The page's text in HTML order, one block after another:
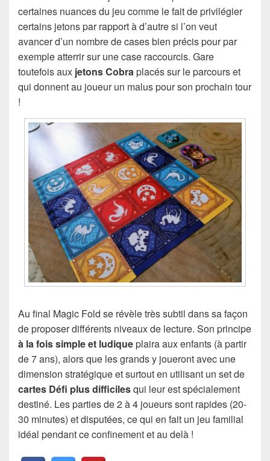
certaines nuances du jeu comme le fait de privilégier
certains jetons par rapport à d’autre si l’on veut
avancer d’un nombre de cases bien précis pour par
exemple atterrir sur une case raccourcis. Gare
toutefois aux jetons Cobraplacés sur le parcours et
qui donnent au joueur un malus pour son prochain tour
!
Au final Magic Fold se révèle très subtil dans sa façon
de proposer différents niveaux de lecture. Son principe
à la fois simple et ludiqueplaira aux enfants (à partir
de 7 ans), alors que les grands y joueront avec une
dimension stratégique et surtout en utilisant un set de
cartes Défi plus difficilesqui leur est spécialement
destiné. Les parties de 2 à 4 joueurs sont rapides (20-
30 minutes) et disputées, ce qui en fait un jeu familial
idéal pendant ce confinement et au delà !